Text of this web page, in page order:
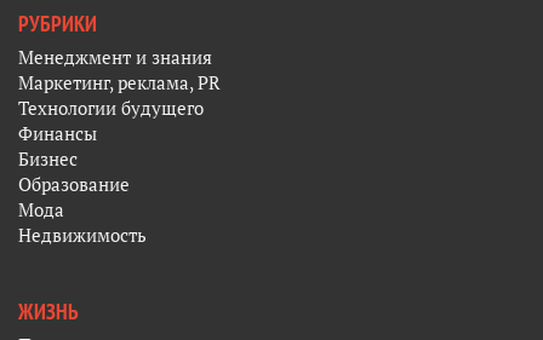
РУБРИКИ
Менеджмент и знания
Маркетинг, реклама, PR
Технологии будущего
Финансы
Бизнес
Образование
Мода
Недвижимость
ЖИЗНЬ